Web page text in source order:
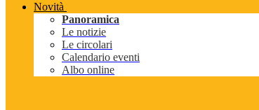
Novità
Panoramica
Le notizie
Le circolari
Calendario eventi
Albo online